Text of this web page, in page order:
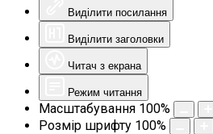
Виділити посилання
Виділити заголовки
Читач з екрана
Режим читання
Масштабування 100%
Розмір шрифту 100%